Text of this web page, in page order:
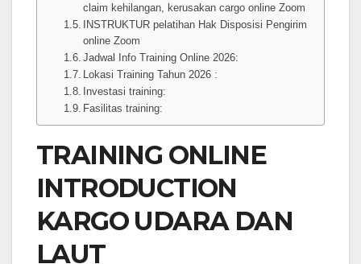
claim kehilangan, kerusakan cargo online Zoom
INSTRUKTUR pelatihan Hak Disposisi Pengirim
online Zoom
Jadwal Info Training Online 2026:
Lokasi Training Tahun 2026 :
Investasi training:
Fasilitas training:
TRAINING ONLINE
INTRODUCTION
KARGO UDARA DAN
LAUT